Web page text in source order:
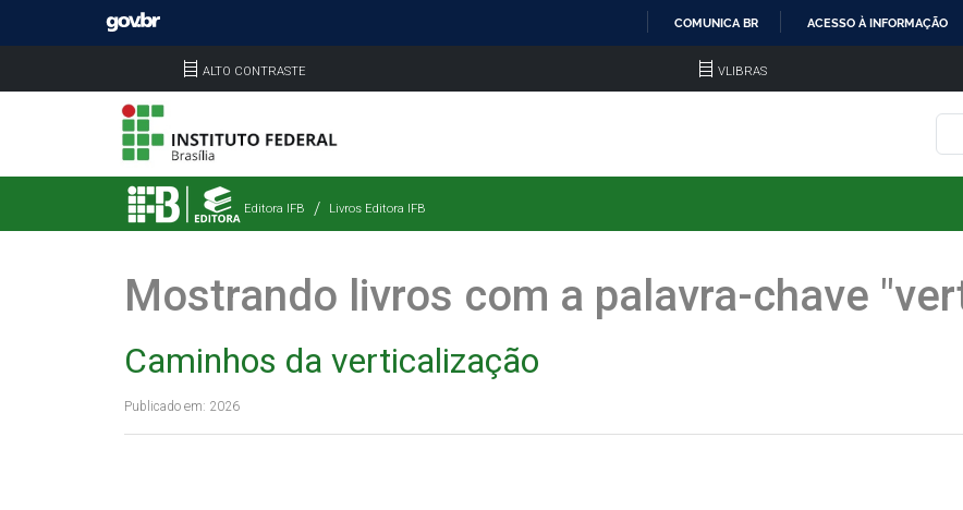
COMUNICA BR ACESSO À INFORMAÇÃO
ALTO CONTRASTE VLIBRAS
Editora IFB Livros Editora IFB
Mostrando livros com a palavra-chave
Caminhos da verticalização
Publicado em: 2026